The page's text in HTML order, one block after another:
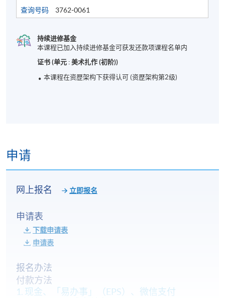
报名代码
日期 / 时间
逢周日，上午10:00 - 下午1:00 及 下午2:00 - 下午
地点
或其他港岛区分校
查询号码
3762-0061
持续进修基金
本课程已加入持续进修基金可获发还款项课程名单内
证书 (单元 : 美术扎作 (初阶))
本课程在资歴架构下获得认可 (资歴架构第2级)
申请
网上报名 立即报名
申请表
下载申请表
申请表
报名办法
付款方法
1. 现金、「易办事」（EPS）、微信支付